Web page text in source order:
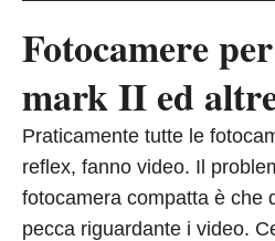
Fotocamere
mark II ed
Praticamente tutte le
reflex, fanno video. Il
fotocamera compatta è che
pecca riguardante i video.